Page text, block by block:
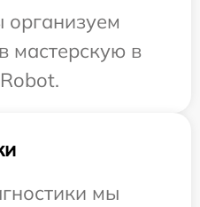
организуем
мастерскую в
мы